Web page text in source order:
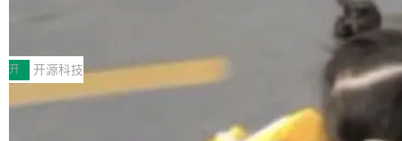
不完。」5T 来自免费额度，3T 来自 Go...
ve JH71XX 的设备，例如 VisionFive 2、PINE
64 STAR64，以及 QEMU。 增强了对 POSIX.1
-2024 和 C23 编程接口标准的兼容性。 compat
_linux(8) 增强了对 Linux 系统调用的支持，包
案
享会在上海举办。鸿蒙生态的全场景智慧营销平
台鲸鸿动能协同华为游戏中心，面向游戏行业开
发者及生态伙伴，系统呈现了平台在游戏领域的
完整能力版图——从IAP高价值用户的全周期经
开 开源科技
技嘉X3D系列再添新成员 B850 AORU
面向AMD Ryzen X3D处理器玩家，技嘉X3D系